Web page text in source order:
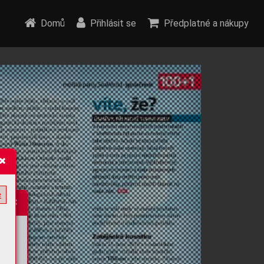
Domů Přihlásit se Předplatné a nákupy